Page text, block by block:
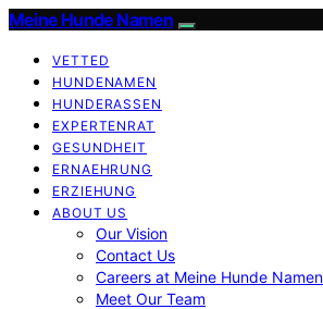
Meine Hunde Namen
VETTED
HUNDENAMEN
HUNDERASSEN
EXPERTENRAT
GESUNDHEIT
ERNAEHRUNG
ERZIEHUNG
ABOUT US
Our Vision
Contact Us
Careers at Meine Hunde Namen
Meet Our Team